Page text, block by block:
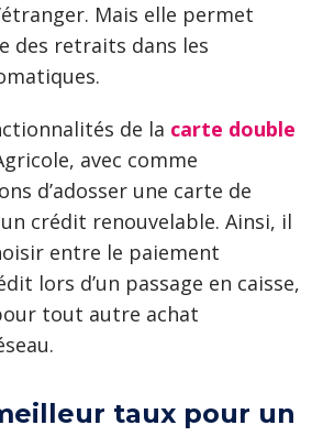
Mais elle permet
des retraits dans les
de la carte double
avec comme
d’adosser une carte de
crédit renouvelable. Ainsi, il
entre le paiement
lors d’un passage en caisse,
tout autre achat
taux pour un